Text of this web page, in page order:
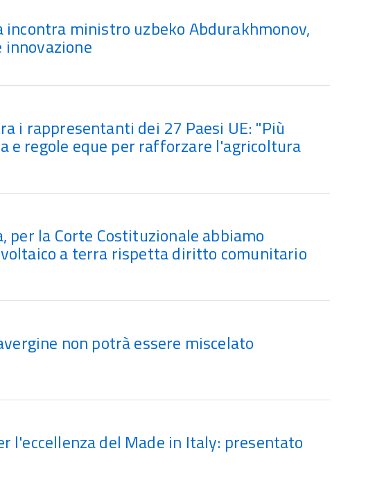
ministro uzbeko Abdurakhmonov,
innovazione
i rappresentanti dei 27 Paesi UE: "Più
e regole eque per rafforzare l'agricoltura
per la Corte Costituzionale abbiamo
a terra rispetta diritto comunitario
non potrà essere miscelato
l'eccellenza del Made in Italy: presentato